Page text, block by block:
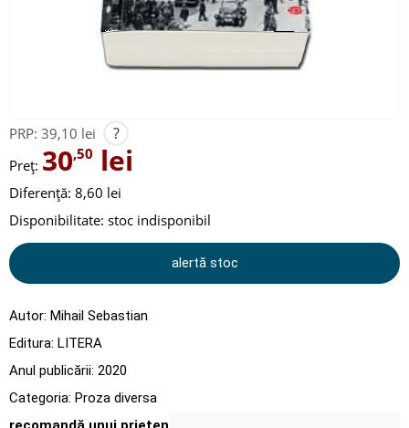
PRP: 39,10 lei ?
Preț: 30,50 lei
Diferență: 8,60 lei
Disponibilitate: stoc indisponibil
alertă stoc
Autor: Mihail Sebastian
Editura: LITERA
Anul publicării: 2020
Categoria: Proza diversa